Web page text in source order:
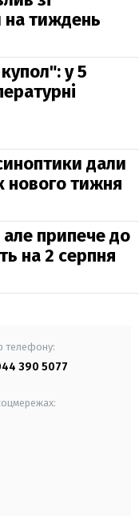
на тиждень
у 5
дали
нового тижня
припече до
на 2 серпня
телефону:
390 5077